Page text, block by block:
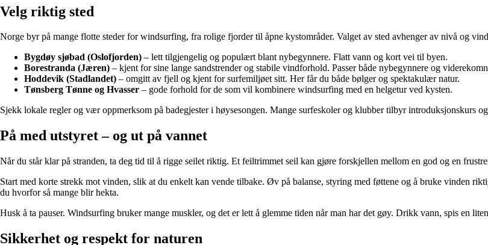
Velg riktig sted
Norge byr på mange flotte steder for windsurfing, fra rolige fjorder til åpne kystområder. Valget av sted avhenger av nivå og
Bygdøy sjøbad (Oslofjorden) – lett tilgjengelig og populært blant nybegynnere. Flatt vann og kort vei til byen.
Borestranda (Jæren) – kjent for sine lange sandstrender og stabile vindforhold. Passer både nybegynnere og
Hoddevik (Stadlandet) – omgitt av fjell og kjent for surfemiljøet sitt. Her får du både bølger og spektakulær natur.
Tønsberg Tønne og Hvasser – gode forhold for de som vil kombinere windsurfing med en helgetur ved kysten.
Sjekk lokale regler og vær oppmerksom på badegjester i høysesongen. Mange surfeskoler og klubber tilbyr introduksjonskurs
På med utstyret – og ut på vannet
Når du står klar på stranden, ta deg tid til å rigge seilet riktig. Et feiltrimmet seil kan gjøre forskjellen mellom en god og en
Start med korte strekk mot vinden, slik at du enkelt kan vende tilbake. Øv på balanse, styring med føttene og å bruke vinden
du hvorfor så mange blir hekta.
Husk å ta pauser. Windsurfing bruker mange muskler, og det er lett å glemme tiden når man har det gøy. Drikk vann, spis en
Sikkerhet og respekt for naturen